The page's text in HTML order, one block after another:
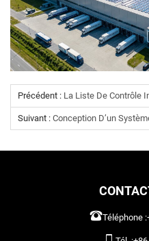
Précédent : La Liste De Contrôle Internationale Pour Les Acheteurs :
Suivant : Conception D’un Système Solaire Couplé À Un Stockage Résilient Pour Les
Téléphone :